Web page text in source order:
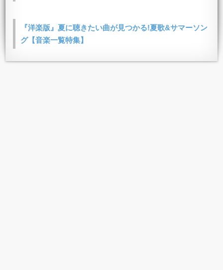
『洋楽版』夏に聴きたい曲が見つかる!夏歌&サマーソン
グ【音楽一覧特集】